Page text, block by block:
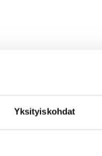
Yksityiskohdat
WU16